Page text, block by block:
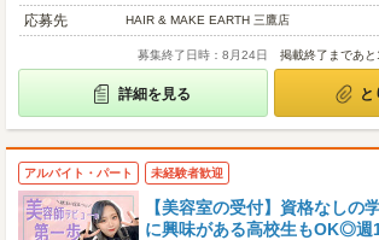
応募先
HAIR & MAKE EARTH 三鷹店
募集終了日時：8月24日 掲載終了まであと
詳細を見る と
アルバイト・パート 未経験者歓迎
【美容室の受付】資格なし
に興味がある高校生もOK◎週